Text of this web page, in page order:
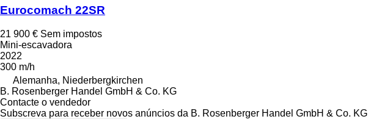
Eurocomach 22SR
21 900 € Sem impostos
Mini-escavadora
2022
300 m/h
Alemanha, Niederbergkirchen
B. Rosenberger Handel GmbH & Co. KG
Contacte o vendedor
Subscreva para receber novos anúncios da B. Rosenberger Handel GmbH & Co. KG